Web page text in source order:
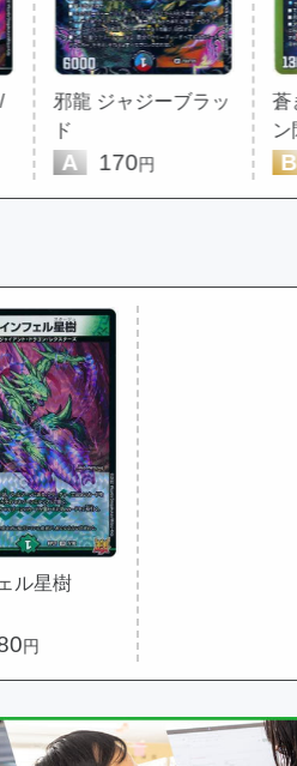
邪龍 ジャジーブラッ
ド
A 170円
蒼
ン
B
ル星樹
円